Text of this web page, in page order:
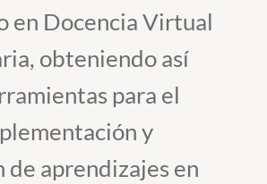
en Docencia Virtual
obteniendo así
para el
y
de aprendizajes en